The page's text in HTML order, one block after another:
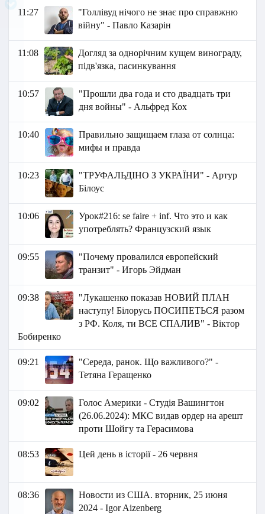
11:27
"Голлівуд нічого не знає про справжню
війну" - Павло Казарін
11:08
Догляд за однорічним кущем винограду,
підв'язка, пасинкування
10:57
"Прошли два года и сто двадцать три
дня войны" - Альфред Кох
10:40
Правильно защищаем глаза от солнца:
мифы и правда
10:23
"ТРУФАЛЬДІНО З УКРАЇНИ" - Артур
Білоус
10:06
Урок#216: se faire + inf. Что это и как
употреблять? Французский язык
09:55
"Почему провалился европейский
транзит" - Игорь Эйдман
09:38
"Лукашенко показав НОВИЙ ПЛАН
наступу! Білорусь ПОСИПЕТЬСЯ разом
з РФ. Коля, ти ВСЕ СПАЛИВ" - Віктор
Бобиренко
09:21
"Середа, ранок. Що важливого?" -
Тетяна Геращенко
09:02
Голос Америки - Студія Вашингтон
(26.06.2024): МКС видав ордер на арешт
проти Шойгу та Герасимова
08:53 Цей день в історії - 26 червня
08:36
Новости из США. вторник, 25 июня
2024 - Igor Aizenberg